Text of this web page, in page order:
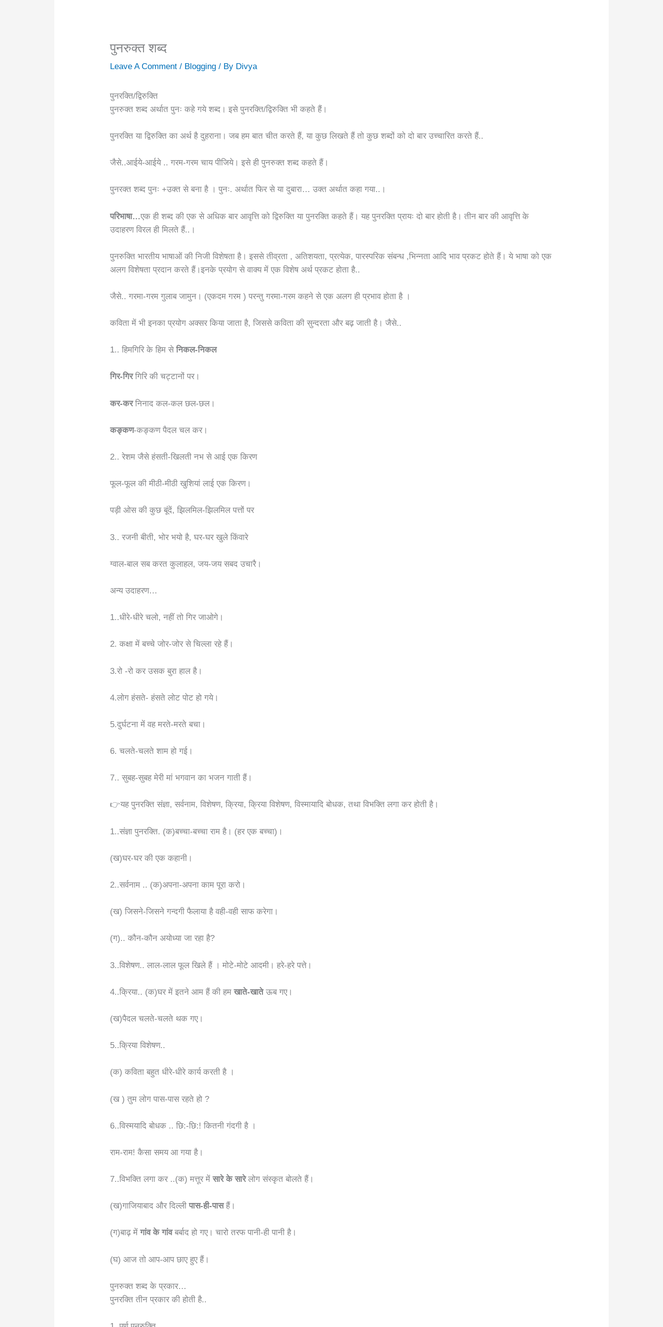
पुनरुक्त शब्द
Leave A Comment / Blogging / By Divya
पुनरक्ति/द्विरुक्ति
पुनरुक्त शब्द अर्थात पुनः कहे गये शब्द। इसे पुनरक्ति/द्विरुक्ति भी कहते हैं।
पुनरक्ति या द्विरुक्ति का अर्थ है दुहराना। जब हम बात चीत करते हैं, या कुछ लिखते हैं तो कुछ शब्दों को दो बार उच्चारित करते हैं..
जैसे..आईये-आईये .. गरम-गरम चाय पीजिये। इसे ही पुनरुक्त शब्द कहते हैं।
पुनरक्त शब्द पुनः +उक्त से बना है । पुनः. अर्थात फिर से या दुबारा… उक्त अर्थात कहा गया..।
परिभाषा…एक ही शब्द की एक से अधिक बार आवृत्ति को द्विरुक्ति या पुनरक्ति कहते हैं। यह पुनरक्ति प्रायः दो बार होती है। तीन बार की आवृत्ति के
उदाहरण विरल ही मिलते हैं..।
पुनरुक्ति भारतीय भाषाओं की निजी विशेषता है। इससे तीव्रता , अतिशयता, प्रत्येक, पारस्परिक संबन्ध ,भिन्नता आदि भाव प्रकट होते हैं। ये भाषा को एक
अलग विशेषता प्रदान करते हैं।इनके प्रयोग से वाक्य में एक विशेष अर्थ प्रकट होता है..
जैसे.. गरमा-गरम गुलाब जामुन। (एकदम गरम ) परन्तु गरमा-गरम कहने से एक अलग ही प्रभाव होता है ।
कविता में भी इनका प्रयोग अक्सर किया जाता है, जिससे कविता की सुन्दरता और बढ़ जाती है। जैसे..
1.. हिमगिरि के हिम सेनिकल-निकल
गिर-गिरगिरि की चट्टानों पर।
कर-करनिनाद कल-कल छल-छल।
कङ्कण-कङ्कण पैदल चल कर।
2.. रेशम जैसे हंसती-खिलती नभ से आई एक किरण
फूल-फूल की मीठी-मीठी खुशियां लाई एक किरण।
पड़ी ओस की कुछ बूंदें, झिलमिल-झिलमिल पत्तों पर
3.. रजनी बीती, भोर भयो है, घर-घर खुले किंवारे
ग्वाल-बाल सब करत कुलाहल, जय-जय सबद उचारै।
अन्य उदाहरण…
1..धीरे-धीरे चलो, नहीं तो गिर जाओगे।
2. कक्षा में बच्चे जोर-जोर से चिल्ला रहे हैं।
3.रो -रो कर उसक बुरा हाल है।
4.लोग हंसते- हंसते लोट पोट हो गये।
5.दुर्घटना में वह मरते-मरते बचा।
6. चलते-चलते शाम हो गई।
7.. सुबह-सुबह मेरी मां भगवान का भजन गाती हैं।
👉यह पुनरक्ति संज्ञा, सर्वनाम, विशेषण, क्रिया, क्रिया विशेषण, विस्मायादि बोधक, तथा विभक्ति लगा कर होती है।
1..संज्ञा पुनरक्ति. (क)बच्चा-बच्चा राम है। (हर एक बच्चा)।
(ख)घर-घर की एक कहानी।
2..सर्वनाम .. (क)अपना-अपना काम पूरा करो।
(ख) जिसने-जिसने गन्दगी फैलाया है वही-वही साफ करेगा।
(ग).. कौन-कौन अयोध्या जा रहा है?
3..विशेषण.. लाल-लाल फूल खिले हैं । मोटे-मोटे आदमी। हरे-हरे पत्ते।
4..क्रिया.. (क)घर में इतने आम हैं की हमखाते-खातेऊब गए।
(ख)पैदल चलते-चलते थक गए।
5..क्रिया विशेषण..
(क) कविता बहुत धीरे-धीरे कार्य करती है ।
(ख ) तुम लोग पास-पास रहते हो ?
6..विस्मयादि बोधक .. छि:-छि:! कितनी गंदगी है ।
राम-राम! कैसा समय आ गया है।
7..विभक्ति लगा कर ..(क) मत्तूर मेंसारे के सारेलोग संस्कृत बोलते हैं।
(ख)गाजियाबाद और दिल्लीपास-ही-पासहैं।
(ग)बाढ़ मेंगांव के गांवबर्बाद हो गए। चारो तरफ पानी-ही पानी है।
(घ) आज तो आप-आप छाए हुए हैं।
पुनरुक्त शब्द के प्रकार…
पुनरक्ति तीन प्रकार की होती है..